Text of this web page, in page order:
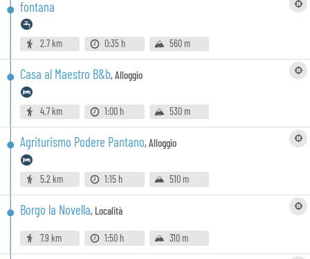
fontana
2.7 km 0:35 h 560 m
Casa al Maestro B&b,Alloggio
4.7 km 1:00 h 530 m
Agriturismo Podere Pantano,Alloggio
5.2 km 1:15 h 510 m
Borgo la Novella, Località
7.9 km 1:50 h 310 m